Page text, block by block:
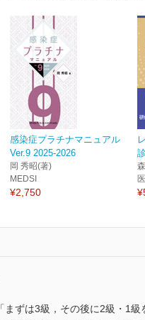
感染症プラチナマニュアル
Ver.9 2025-2026
岡 秀昭(著)
MEDSI
¥2,750
「まずは3級，その後に2級・1